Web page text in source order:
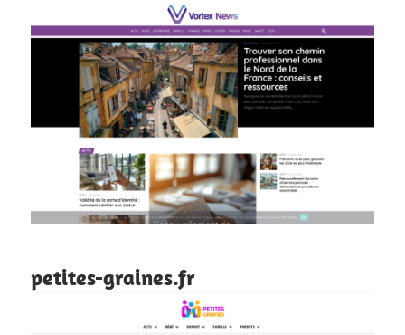
petites-graines.fr